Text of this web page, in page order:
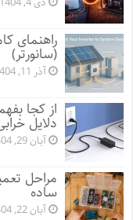
راهنمای
(سانورتر)
آذر 11, 1404
از کجا
دلایل
آبان 29, 1404
مراحل
ساده
آبان 22, 1404